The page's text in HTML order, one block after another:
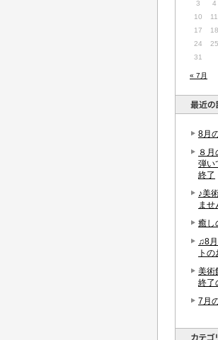
« 7月
3
4
10
11
17
18
24
25
31
8月
８
弾い
終了
♪美
ませ
癒し
♫8
ト
美術
終了
7月